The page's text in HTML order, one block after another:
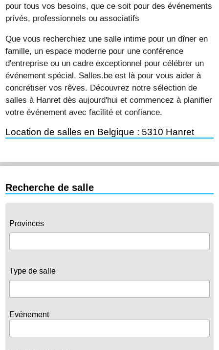
pour tous vos besoins, que ce soit pour des événements
privés, professionnels ou associatifs
Que vous recherchiez une salle intime pour un dîner en
famille, un espace moderne pour une conférence
d'entreprise ou un cadre exceptionnel pour célébrer un
événement spécial, Salles.be est là pour vous aider à
concrétiser vos rêves. Découvrez notre sélection de
salles à Hanret dès aujourd'hui et commencez à planifier
votre événement avec facilité et confiance.
Location de salles en Belgique : 5310 Hanret
Recherche de salle
Provinces
Type de salle
Evénement